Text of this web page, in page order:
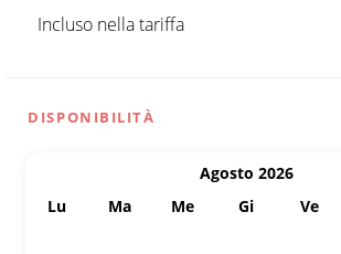
Incluso nella tariffa
DISPONIBILITÀ
Agosto 2026
Lu
Ma Me Gi Ve